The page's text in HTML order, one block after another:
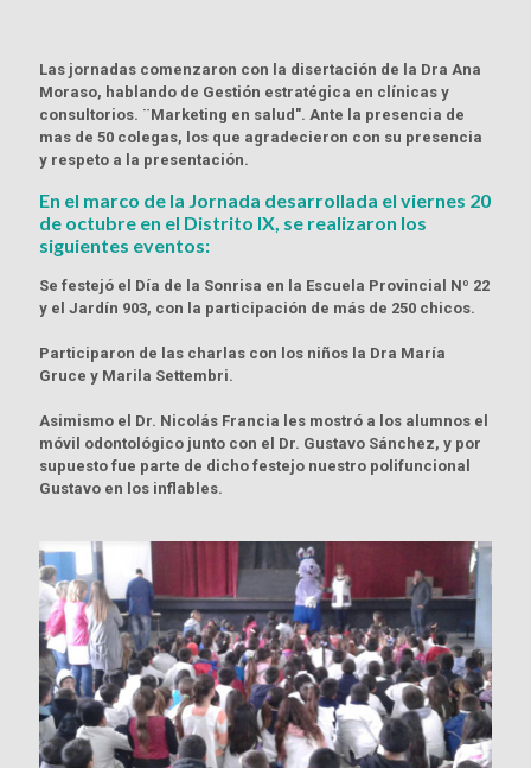
Las jornadas comenzaron con la disertación de la Dra Ana
Moraso, hablando de Gestión estratégica en clínicas y
consultorios. ¨Marketing en salud". Ante la presencia de
mas de 50 colegas, los que agradecieron con su presencia
y respeto a la presentación.
En el marco de la Jornada desarrollada el viernes 20
de octubre en el Distrito IX, se realizaron los
siguientes eventos:
Se festejó el Día de la Sonrisa en la Escuela Provincial Nº 22
y el Jardín 903, con la participación de más de 250 chicos.
Participaron de las charlas con los niños la Dra María
Gruce y Marila Settembri.
Asimismo el Dr. Nicolás Francia les mostró a los alumnos el
móvil odontológico junto con el Dr. Gustavo Sánchez, y por
supuesto fue parte de dicho festejo nuestro polifuncional
Gustavo en los inflables.